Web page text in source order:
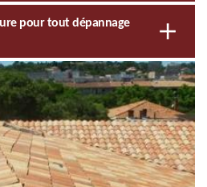
pour tout dépannage